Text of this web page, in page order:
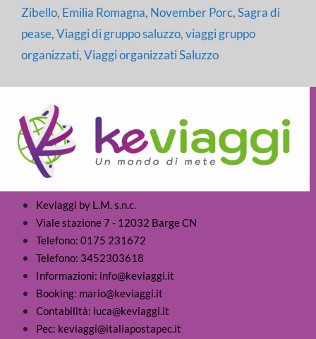
Zibello, Emilia Romagna, November Porc,Sagra di
pease,Viaggi di gruppo saluzzo,viaggi gruppo
organizzati,Viaggi organizzati Saluzzo
Keviaggi by L.M. s.n.c.
Viale stazione 7 - 12032 Barge CN
Telefono: 0175 231672
Telefono: 3452303618
Informazioni: info@keviaggi.it
Booking: mario@keviaggi.it
Contabilità: luca@keviaggi.it
Pec: keviaggi@italiapostapec.it